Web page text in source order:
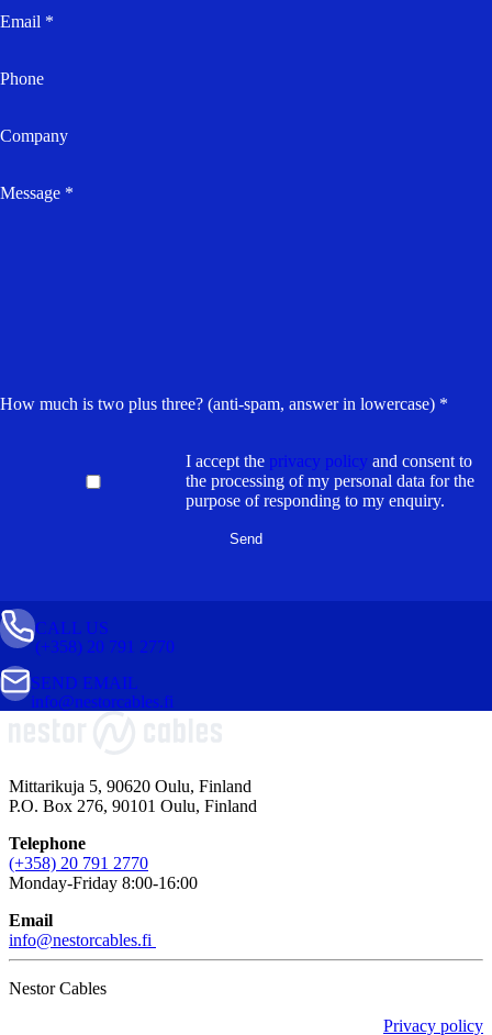
Email *
Phone
Company
Message *
How much is two plus three? (anti-spam, answer in lowercase) *
I accept the privacy policy and consent to
the processing of my personal data for the
purpose of responding to my enquiry.
(+358) 20 791 2770
CALL US
info@nestorcables.fi
SEND EMAIL
Mittarikuja 5, 90620 Oulu, Finland
P.O. Box 276, 90101 Oulu, Finland
Telephone
(+358) 20 791 2770
Monday-Friday 8:00-16:00
Email
info@nestorcables.fi
Nestor Cables
Privacy policy